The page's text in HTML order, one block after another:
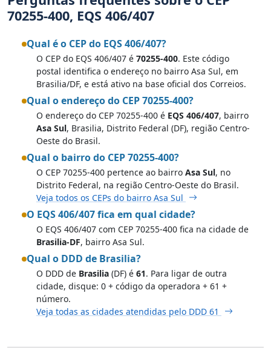
70255-400, EQS 406/407
Qual é o CEP do EQS 406/407?
O CEP do EQS 406/407 é 70255-400. Este código
postal identifica o endereço no bairro Asa Sul, em
Brasilia/DF, e está ativo na base oficial dos Correios.
Qual o endereço do CEP 70255-400?
O endereço do CEP 70255-400 é EQS 406/407, bairro
Asa Sul, Brasilia, Distrito Federal (DF), região Centro-
Oeste do Brasil.
Qual o bairro do CEP 70255-400?
O CEP 70255-400 pertence ao bairro Asa Sul, no
Distrito Federal, na região Centro-Oeste do Brasil.
Veja todos os CEPs do bairro Asa Sul
O EQS 406/407 fica em qual cidade?
O EQS 406/407 com CEP 70255-400 fica na cidade de
Brasilia-DF, bairro Asa Sul.
Qual o DDD de Brasilia?
O DDD de Brasilia (DF) é 61. Para ligar de outra
cidade, disque: 0 + código da operadora + 61 +
número.
Veja todas as cidades atendidas pelo DDD 61